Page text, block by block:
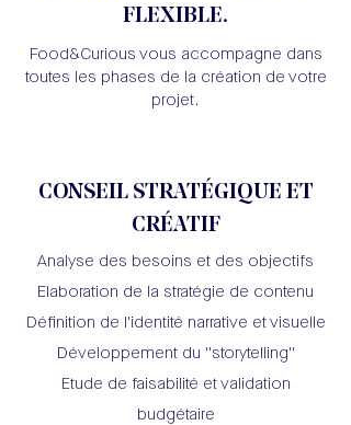
FLEXIBLE.
Food&Curious vous accompagne dans
toutes les phases de la création de votre
projet.
CONSEIL STRATÉGIQUE ET
CRÉATIF
Analyse des besoins et des objectifs
Elaboration de la stratégie de contenu
Définition de l'identité narrative et visuelle
Développement du ''storytelling''
Etude de faisabilité et validation
budgétaire